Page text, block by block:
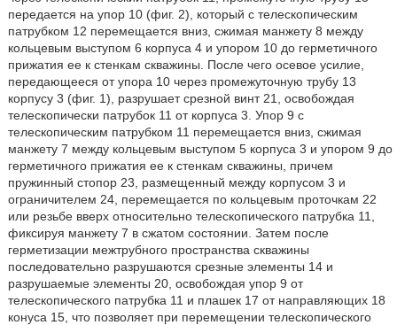
передается на упор 10 (фиг. 2), который с телескопическим
патрубком 12 перемещается вниз, сжимая манжету 8 между
кольцевым выступом 6 корпуса 4 и упором 10 до герметичного
прижатия ее к стенкам скважины. После чего осевое усилие,
передающееся от упора 10 через промежуточную трубу 13
корпусу 3 (фиг. 1), разрушает срезной винт 21, освобождая
телескопически патрубок 11 от корпуса 3. Упор 9 с
телескопическим патрубком 11 перемещается вниз, сжимая
манжету 7 между кольцевым выступом 5 корпуса 3 и упором 9 до
герметичного прижатия ее к стенкам скважины, причем
пружинный стопор 23, размещенный между корпусом 3 и
ограничителем 24, перемещается по кольцевым проточкам 22
или резьбе вверх относительно телескопического патрубка 11,
фиксируя манжету 7 в сжатом состоянии. Затем после
герметизации межтрубного пространства скважины
последовательно разрушаются срезные элементы 14 и
разрушаемые элементы 20, освобождая упор 9 от
телескопического патрубка 11 и плашек 17 от направляющих 18
конуса 15, что позволяет при перемещении телескопического